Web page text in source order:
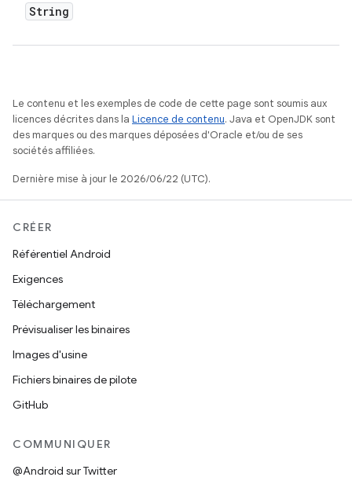
String
Le contenu et les exemples de code de cette page sont soumis aux
licences décrites dans la Licence de contenu. Java et OpenJDK sont
des marques ou des marques déposées d'Oracle et/ou de ses
sociétés affiliées.
Dernière mise à jour le 2026/06/22 (UTC).
CRÉER
Référentiel Android
Exigences
Téléchargement
Prévisualiser les binaires
Images d'usine
Fichiers binaires de pilote
GitHub
COMMUNIQUER
@Android sur Twitter